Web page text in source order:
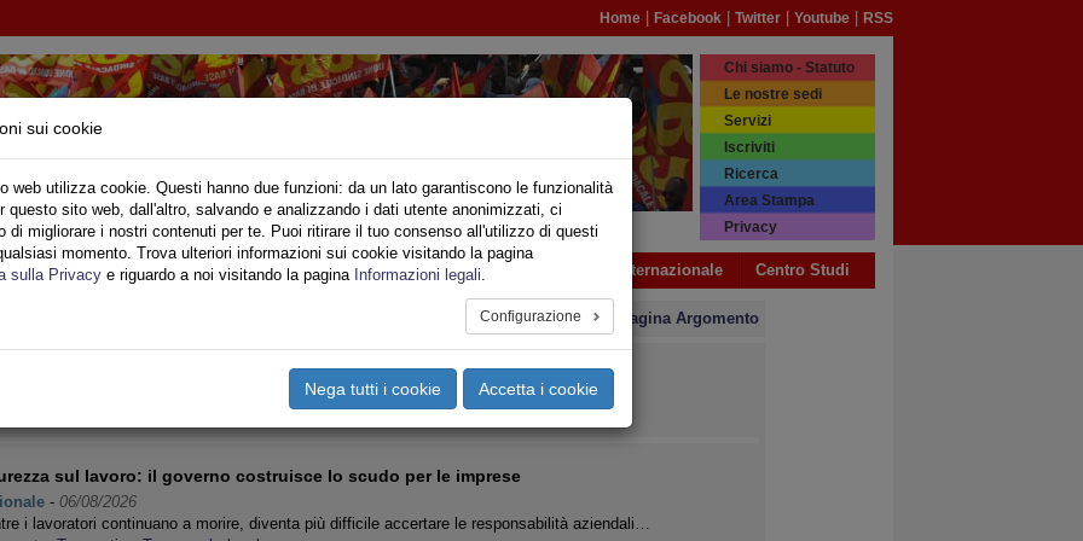
Home Facebook Twitter Youtube RSS
Chi siamo - Statuto
Le nostre sedi
Servizi
Iscriviti
Ricerca
Area Stampa
Privacy
Privato Territori Sociale Speciali Multimedia Internazionale Centro Studi
» Pagina Argomento
Pagina 1 di 63
5 6 7 8 9 10 > >>
sul lavoro: il governo costruisce lo scudo per le imprese
- 06/08/2026
i lavoratori continuano a morire, diventa più difficile accertare le responsabilità aziendali…
sui cookie
web utilizza cookie. Questi hanno due funzioni: da un lato garantiscono le funzionalità
questo sito web, dall'altro, salvando e analizzando i dati utente anonimizzati, ci
di migliorare i nostri contenuti per te. Puoi ritirare il tuo consenso all'utilizzo di questi
momento. Trova ulteriori informazioni sui cookie visitando la pagina
sulla Privacy e riguardo a noi visitando la pagina Informazioni legali.
Configurazione
Nega tutti i cookie Accetta i cookie